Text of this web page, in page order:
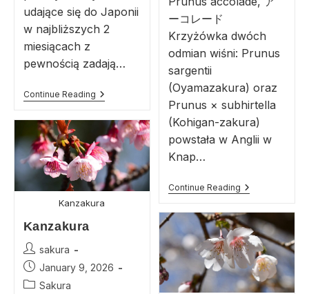
udające się do Japonii
w najbliższych 2
miesiącach z
pewnością zadają…
Continue Reading
ーコレード
Krzyżówka dwóch
odmian wiśni: Prunus
sargentii
(Oyamazakura) oraz
Prunus × subhirtella
(Kohigan-zakura)
powstała w Anglii w
Knap…
Continue Reading
Kanzakura
Kanzakura
sakura
January 9, 2026
Sakura